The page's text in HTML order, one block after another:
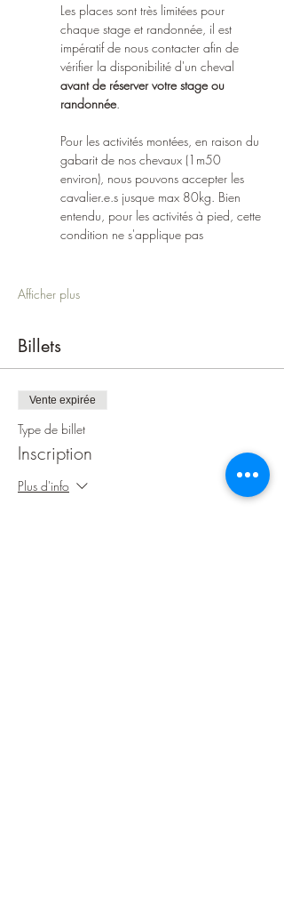
Les places sont très limitées pour
chaque stage et randonnée, il est
impératif de nous contacter afin de
vérifier la disponibilité d'un cheval
avant de réserver votre stage ou
randonnée.
Pour les activités montées, en raison du
gabarit de nos chevaux (1m50
environ), nous pouvons accepter les
cavalier.e.s jusque max 80kg. Bien
entendu, pour les activités à pied, cette
condition ne s'applique pas
Afficher plus
Billets
Vente expirée
Type de billet
Inscription
Plus d'info